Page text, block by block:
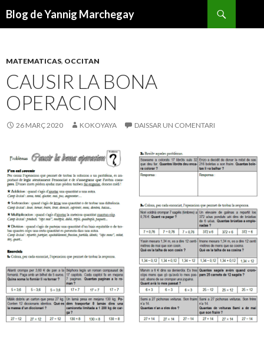
Blog de Yannig Marchegay
PRINCIPAL
MATEMATICAS, OCCITAN
CAUSIR LA BONA
OPERACION
26 MARÇ 2020 KOKOYAYA DAISSAR UN COMENTARI